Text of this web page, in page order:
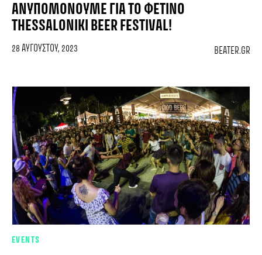
ΑΝΥΠΟΜΟΝΟΎΜΕ ΓΙΑ ΤΟ ΦΕΤΙΝΌ
THESSALONIKI BEER FESTIVAL!
28 ΑΥΓΟΎΣΤΟΥ, 2023 BEATER.GR
EVENTS